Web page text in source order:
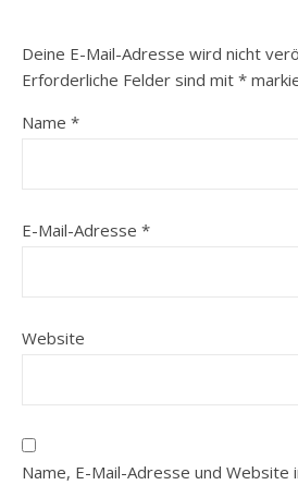
Deine E-Mail-Adresse wird nicht
Erforderliche Felder sind mit *
Name *
E-Mail-Adresse *
Website
Name, E-Mail-Adresse und